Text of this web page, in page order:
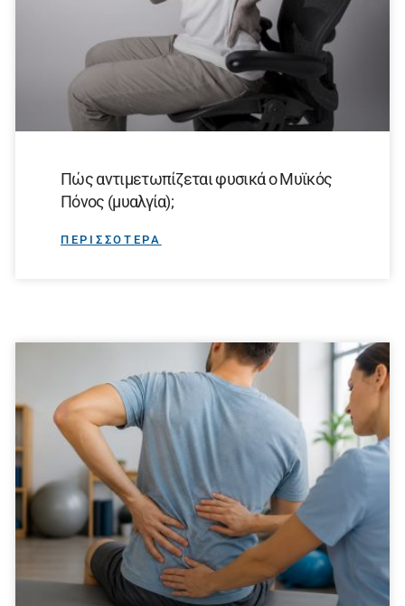
Πώς αντιμετωπίζεται φυσικά ο Μυϊκός
Πόνος (μυαλγία);
ΠΕΡΙΣΣΟΤΕΡΑ